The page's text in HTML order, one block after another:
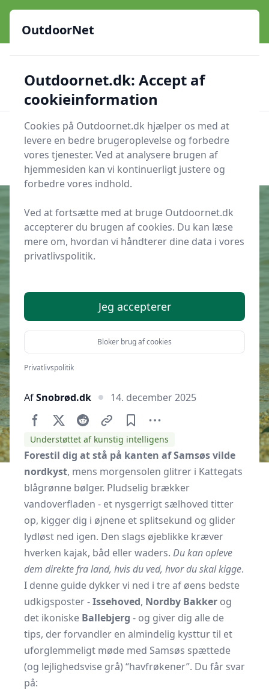
OutdoorNet - Inspiration, guides og grej til livet under åben
himmel
23 produktyper 🔐Sikker nethandel
Verificerede webshops
OutdoorNet
Søg nu
Søg nu
Udgivet iInspiration
Hvor kan du se sæler fra land ved
AfSnobrød.dk 14. december 2025
Understøttet af kunstig intelligens
Forestil dig at stå på kanten af Samsøs vilde
nordkyst, mens morgensolen glitrer i Kattegats
blågrønne bølger. Pludselig brækker
vandoverfladen - et nysgerrigt sælhoved titter
op, kigger dig i øjnene et splitsekund og glider
lydløst ned igen. Den slags øjeblikke kræver
hverken kajak, båd eller waders. Du kan opleve
dem direkte fra land, hvis du ved, hvor du skal kigge.
I denne guide dykker vi ned i tre af øens bedste
udkigsposter -Issehoved, Nordby Bakker og
det ikoniske Ballebjerg - og giver dig alle de
tips, der forvandler en almindelig kysttur til et
uforglemmeligt møde med Samsøs spættede
(og lejlighedsvise grå) “havfrøkener”. Du får svar
på:
OutdoorNet
Outdoornet.dk: Accept af
cookieinformation
Cookies på Outdoornet.dk hjælper os med at
levere en bedre brugeroplevelse og forbedre
vores tjenester. Ved at analysere brugen af
hjemmesiden kan vi kontinuerligt justere og
forbedre vores indhold.
Ved at fortsætte med at bruge Outdoornet.dk
accepterer du brugen af cookies. Du kan læse
mere om, hvordan vi håndterer dine data i vores
privatlivspolitik.
Jeg accepterer
Bloker brug af cookies
Privatlivspolitik